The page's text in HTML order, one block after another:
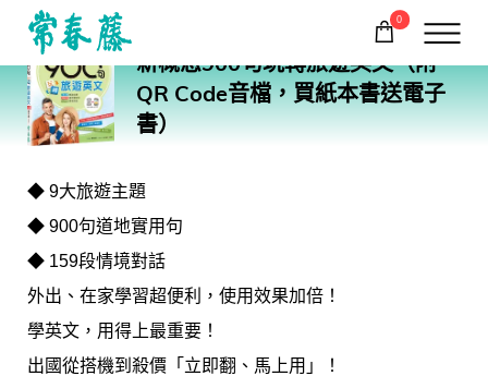
回常春藤首頁
0
購物車
新概念900句玩轉旅遊英文（附
QR Code音檔，買紙本書送電子
書）
◆ 9大旅遊主題
◆ 900句道地實用句
◆ 159段情境對話
外出、在家學習超便利，使用效果加倍！
學英文，用得上最重要！
出國從搭機到殺價「立即翻、馬上用」！